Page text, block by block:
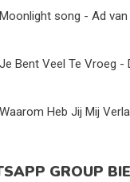
Moonlight song - Ad
Je Bent Veel Te Vroeg -
Waarom Heb Jij Mij
GROUP